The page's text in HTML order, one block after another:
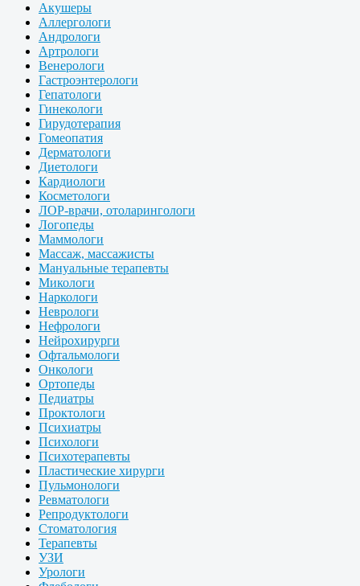
Акушеры
Аллергологи
Андрологи
Артрологи
Венерологи
Гастроэнтерологи
Гепатологи
Гинекологи
Гирудотерапия
Гомеопатия
Дерматологи
Диетологи
Кардиологи
Косметологи
ЛОР-врачи, отоларингологи
Логопеды
Маммологи
Массаж, массажисты
Мануальные терапевты
Микологи
Наркологи
Неврологи
Нефрологи
Нейрохирурги
Офтальмологи
Онкологи
Ортопеды
Педиатры
Проктологи
Психиатры
Психологи
Психотерапевты
Пластические хирурги
Пульмонологи
Ревматологи
Репродуктологи
Стоматология
Терапевты
УЗИ
Урологи